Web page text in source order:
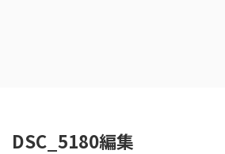
DSC_5180編集